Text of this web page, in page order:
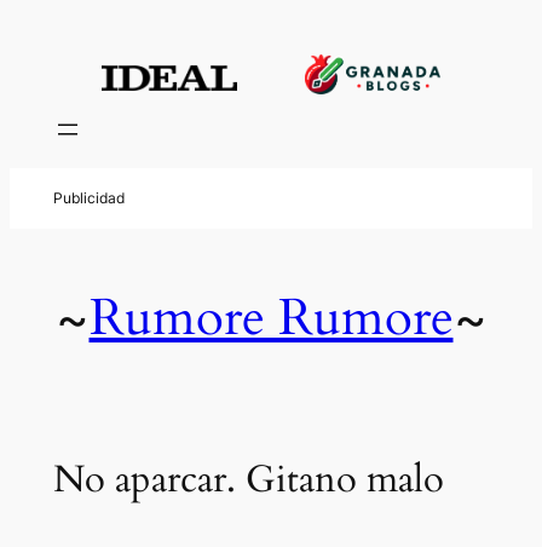
~Rumore Rumore~
No aparcar. Gitano malo